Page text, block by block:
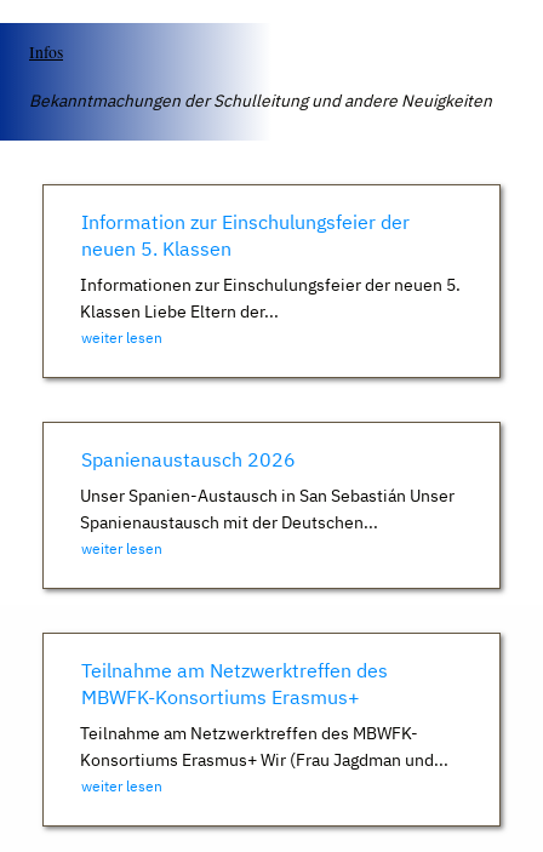
Infos
Bekanntmachungen der Schulleitung und andere Neuigkeiten
Information zur Einschulungsfeier der
neuen 5. Klassen
Informationen zur Einschulungsfeier der neuen 5.
Klassen Liebe Eltern der...
weiter lesen
Spanienaustausch 2026
Unser Spanien-Austausch in San Sebastián Unser
Spanienaustausch mit der Deutschen...
weiter lesen
Teilnahme am Netzwerktreffen des
MBWFK-Konsortiums Erasmus+
Teilnahme am Netzwerktreffen des MBWFK-
Konsortiums Erasmus+ Wir (Frau Jagdman und...
weiter lesen